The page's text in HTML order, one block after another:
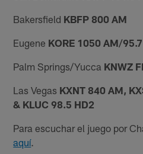
Bakersfield KBFP 800 AM
Eugene KORE 1050 AM/
Palm Springs/Yucca KNWZ
Las Vegas KXNT 840 AM,
& KLUC 98.5 HD2
Para escuchar el juego por
aquí.